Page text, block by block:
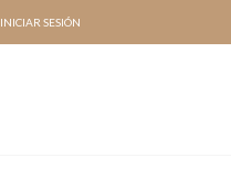
INICIAR SESIÓN